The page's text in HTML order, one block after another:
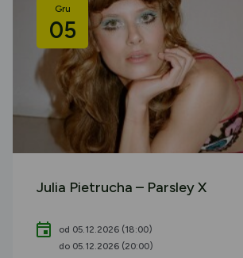
Gru
05
Julia Pietrucha – Parsley X
od 05.12.2026 (18:00)
do 05.12.2026 (20:00)